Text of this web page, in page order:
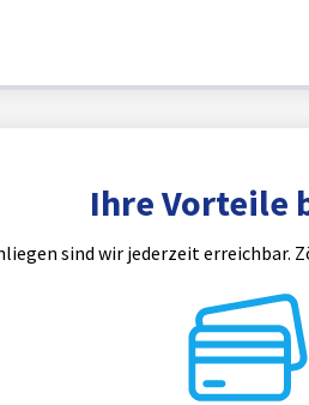
Ihre Vorteile
sind wir jederzeit